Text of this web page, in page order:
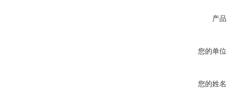
产品
您的单位
您的姓名